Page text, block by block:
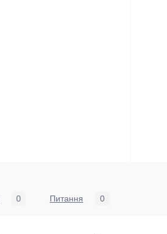
0 Питання 0